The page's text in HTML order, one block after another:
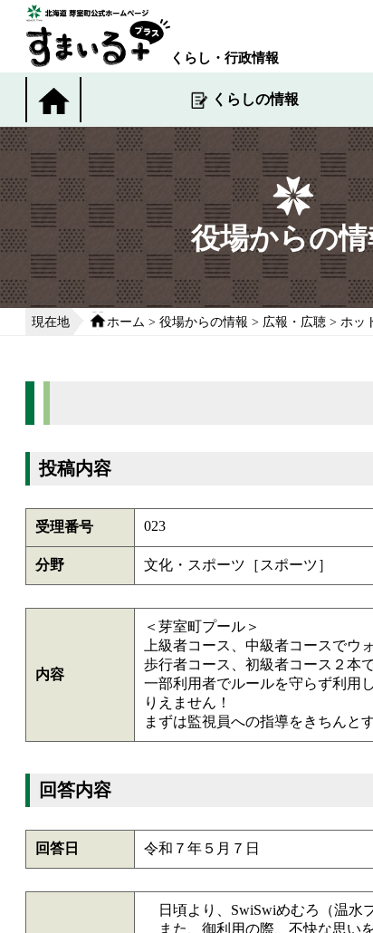
くらし・行政情報
くらしの情報
役場からの
現在地 ホーム > 役場からの情報 > 広報・広聴 > ホッ
投稿内容
受理番号 023
分野 文化・スポーツ［スポーツ］
内容
＜芽室町プール＞
上級者コース、中級者コースでウ
歩行者コース、初級者コース２本
一部利用者でルールを守らず利用
りえません！
まずは監視員への指導をきちんと
回答内容
回答日 令和７年５月７日
日頃より、SwiSwiめむろ（温水
また、御利用の際、不快な思い